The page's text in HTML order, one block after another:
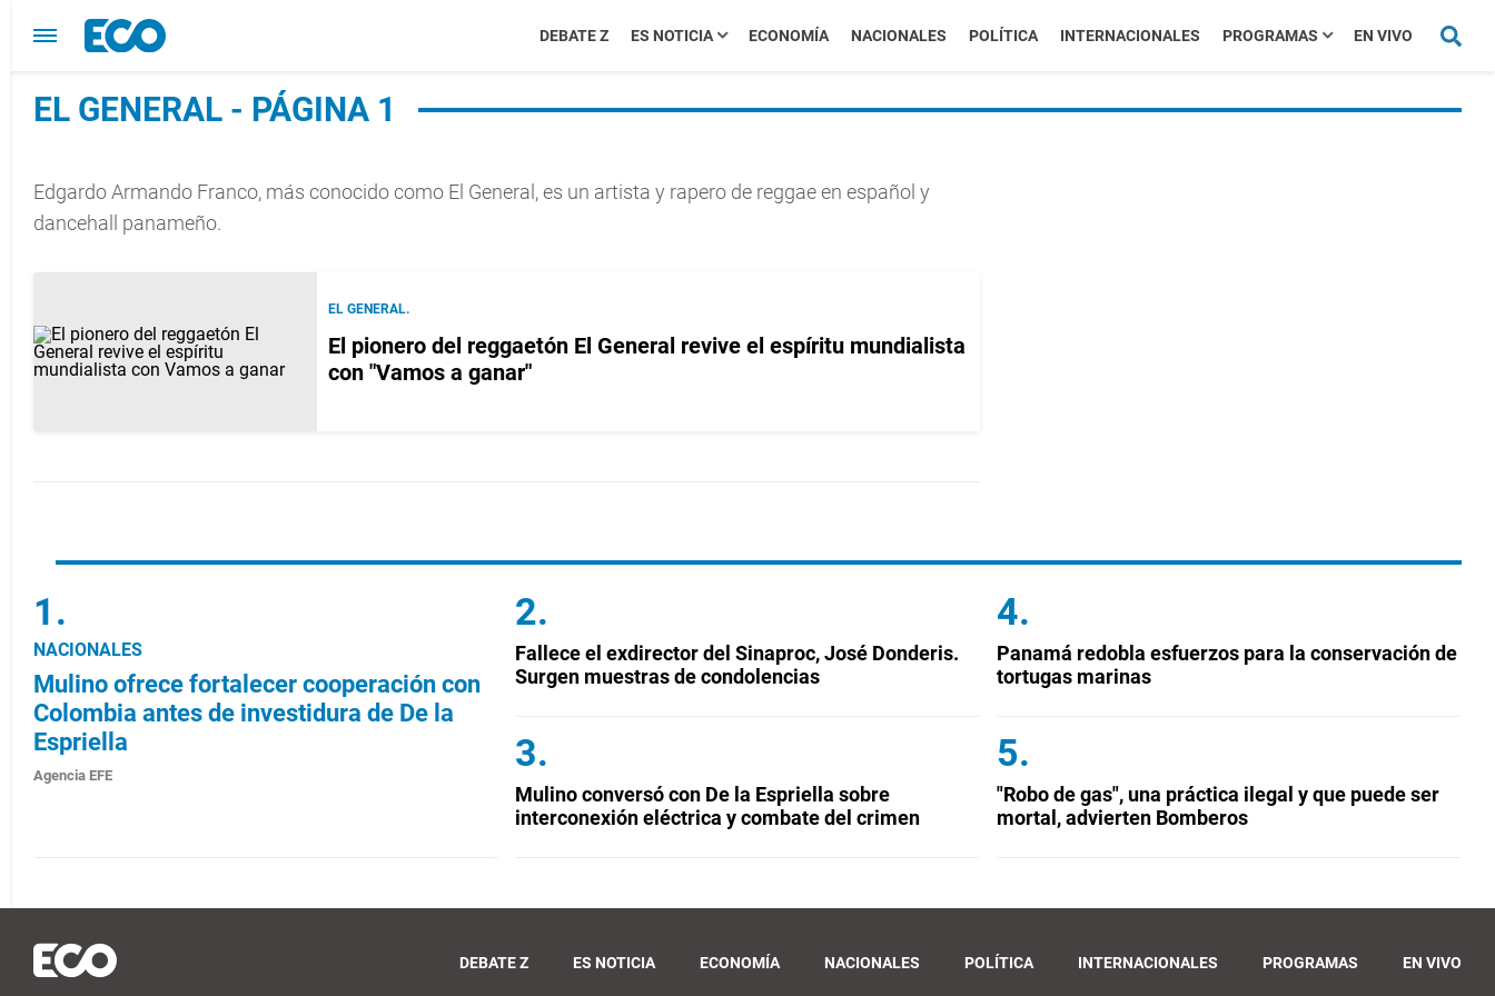
DEBATE Z ES NOTICIA ECONOMÍA NACIONALES POLÍTICA INTERNACIONALES PROGRAMAS EN VIVO
EL GENERAL - PÁGINA 1
Edgardo Armando Franco​, más conocido como El General, es un artista y rapero de reggae en español y
dancehall panameño.​
EL GENERAL.
El pionero del reggaetón El General revive el espíritu mundialista
con "Vamos a ganar"
NACIONALES
Mulino ofrece fortalecer cooperación con
Colombia antes de investidura de De la
Espriella
Agencia EFE
Fallece el exdirector del Sinaproc, José Donderis.
Surgen muestras de condolencias
Mulino conversó con De la Espriella sobre
interconexión eléctrica y combate del crimen
Panamá redobla esfuerzos para la conservación de
tortugas marinas
"Robo de gas", una práctica ilegal y que puede ser
mortal, advierten Bomberos
DEBATE Z ES NOTICIA ECONOMÍA NACIONALES POLÍTICA INTERNACIONALES PROGRAMAS EN VIVO